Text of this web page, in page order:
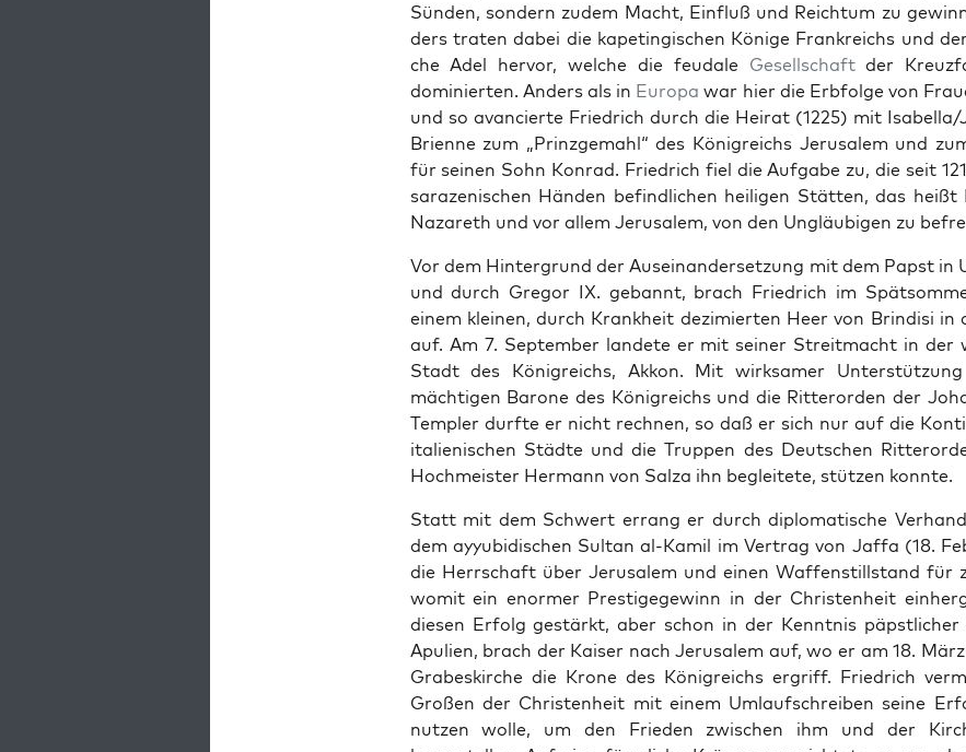
Sün­den, son­dern zudem Macht, Ein­fluß und Reich­tum zu
ders trat­en dabei die kapetingis­chen Könige Frankre­ichs und
che Adel her­vor, welche die feu­dale Gesellschaftder
dominierten. Anders als in Europa war hier die Erb­folge von
und so avancierte Friedrich durch die Heirat (1225) mit Isabella/
Bri­enne zum „Prinzgemahl“ des Kön­i­gre­ichs Jerusalem und
für seinen Sohn Kon­rad. Friedrich fiel die Auf­gabe zu, die seit
sarazenis­chen Hän­den befind­lichen heili­gen Stät­ten, das heißt
Nazareth und vor allem Jerusalem, von den Ungläu­bi­gen zu
Vor dem Hin­ter­grund der Auseinan­der­set­zung mit dem Papst in
und durch Gre­gor IX. geban­nt, brach Friedrich im
einem kleinen, durch Krankheit dez­imierten Heer von Brin­disi in
auf. Am 7. Sep­tem­ber lan­dete er mit sein­er Stre­it­macht in der
Stadt des Kön­i­gre­ichs, Akkon. Mit wirk­samer
mächti­gen Barone des Kön­i­gre­ichs und die Rit­teror­den der
Tem­pler durfte er nicht rech­nen, so daß er sich nur auf die
ital­ienis­chen Städte und die Trup­pen des Deutschen
Hochmeis­ter Her­mann von Salza ihn begleit­ete, stützen kon­nte.
Statt mit dem Schw­ert errang er durch diplo­ma­tis­che
dem ayyu­bidis­chen Sul­tan al-Kamil im Ver­trag von Jaf­fa (18.
die Herrschaft über Jerusalem und einen Waf­fen­still­stand für
wom­it ein enormer Pres­tigegewinn in der Chris­ten­heit
diesen Erfolg gestärkt, aber schon in der Ken­nt­nis
Apulien, brach der Kaiser nach Jerusalem auf, wo er am 18. März
Grabeskirche die Kro­ne des Kön­i­gre­ichs ergriff. Friedrich
Großen der Chris­ten­heit mit einem Umlauf­schreiben seine
nutzen wolle, um den Frieden zwis­chen ihm und der